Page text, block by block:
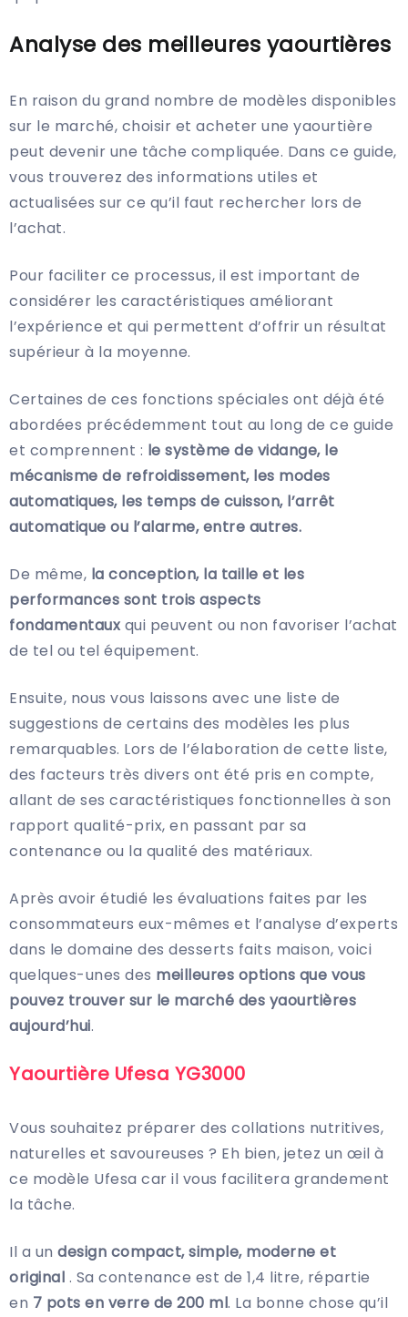
Analyse des meilleures yaourtières
En raison du grand nombre de modèles disponibles
sur le marché, choisir et acheter une yaourtière
peut devenir une tâche compliquée. Dans ce guide,
vous trouverez des informations utiles et
actualisées sur ce qu’il faut rechercher lors de
l’achat.
Pour faciliter ce processus, il est important de
considérer les caractéristiques améliorant
l’expérience et qui permettent d’offrir un résultat
supérieur à la moyenne.
Certaines de ces fonctions spéciales ont déjà été
abordées précédemment tout au long de ce guide
et comprennent : le système de vidange, le
mécanisme de refroidissement, les modes
automatiques, les temps de cuisson, l’arrêt
automatique ou l’alarme, entre autres.
De même, la conception, la taille et les
performances sont trois aspects
fondamentaux qui peuvent ou non favoriser l’achat
de tel ou tel équipement.
Ensuite, nous vous laissons avec une liste de
suggestions de certains des modèles les plus
remarquables. Lors de l’élaboration de cette liste,
des facteurs très divers ont été pris en compte,
allant de ses caractéristiques fonctionnelles à son
rapport qualité-prix, en passant par sa
contenance ou la qualité des matériaux.
Après avoir étudié les évaluations faites par les
consommateurs eux-mêmes et l’analyse d’experts
dans le domaine des desserts faits maison, voici
quelques-unes des meilleures options que vous
pouvez trouver sur le marché des yaourtières
aujourd’hui.
Yaourtière Ufesa YG3000
Vous souhaitez préparer des collations nutritives,
naturelles et savoureuses ? Eh bien, jetez un œil à
ce modèle Ufesa car il vous facilitera grandement
la tâche.
Il a un design compact, simple, moderne et
original . Sa contenance est de 1,4 litre, répartie
en 7 pots en verre de 200 ml. La bonne chose qu’il